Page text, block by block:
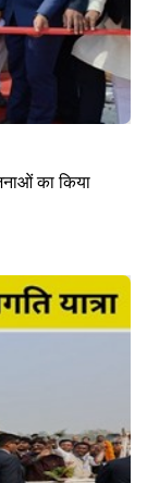
का किया